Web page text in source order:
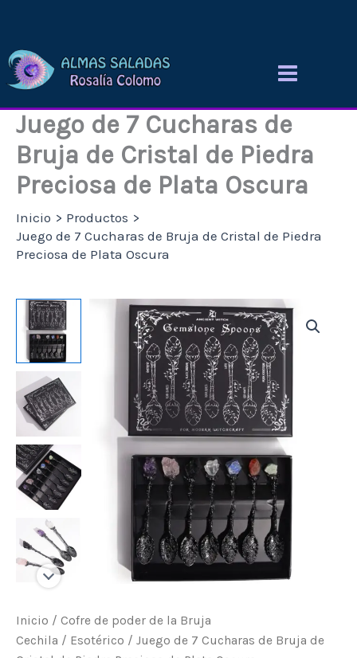
contenido
Juego de 7 Cucharas de
Bruja de Cristal de Piedra
Preciosa de Plata Oscura
Inicio
Productos
Juego de 7 Cucharas de Bruja de Cristal de Piedra
Preciosa de Plata Oscura
Inicio / Cofre de poder de la Bruja
Cechila / Esotérico / Juego de 7 Cucharas de Bruja de
Juego
Cucharas
Bruja
de
Cristal
Piedra
Preciosa
de
Plata
Oscura
cantidad